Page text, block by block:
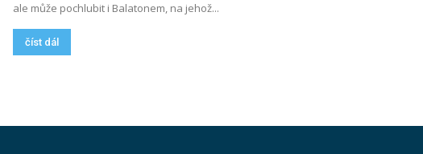
ale může pochlubit i Balatonem, na jehož...
číst dál